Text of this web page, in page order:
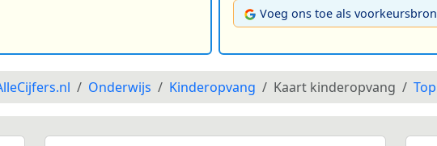
Voeg ons toe als voorkeursbron
Onderwijs Kinderopvang Kaart kinderopvang Top